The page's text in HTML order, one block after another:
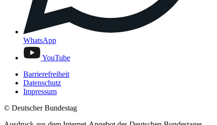
WhatsApp
YouTube
Barrierefreiheit
Datenschutz
Impressum
© Deutscher Bundestag